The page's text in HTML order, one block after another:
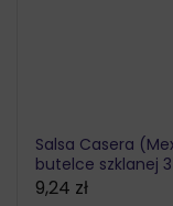
Salsa Casera
butelce szklanej
9,24 zł